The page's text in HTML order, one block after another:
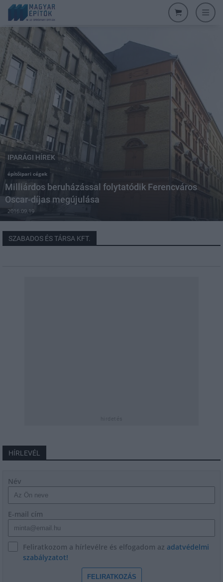
IPARÁGI HÍREK
építőipari cégek
Milliárdos beruházással folytatódik Ferencváros
Oscar-díjas megújulása
2016.09.19
SZABADOS ÉS TÁRSA KFT.
HÍRLEVÉL
Név
E-mail cím
Feliratkozom a hírlevélre és elfogadom az adatvédelmi
szabályzatot!
FELIRATKOZÁS